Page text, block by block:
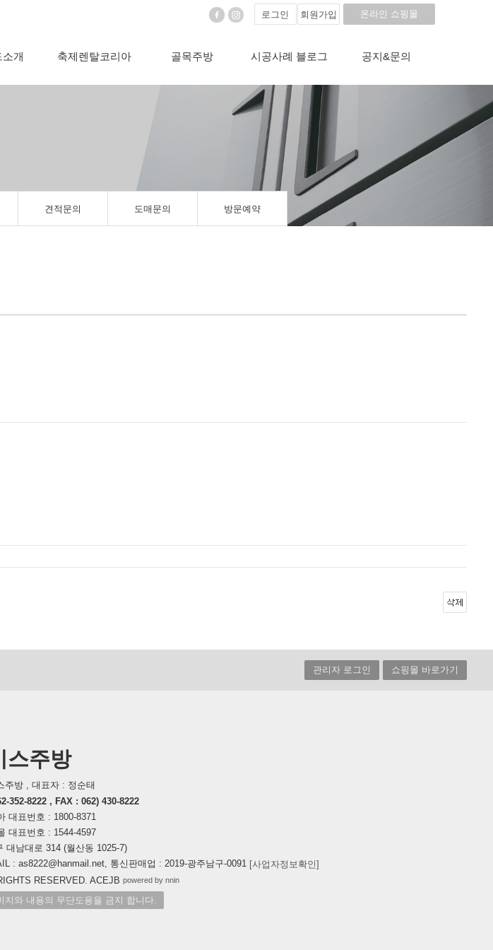
로그인 회원가입 온라인 쇼핑몰
소개 축제렌탈코리아 골목주방 시공사례 블로그 공지&문의
견적문의 도매문의 방문예약
관리자 로그인 쇼핑몰 바로가기
스주방
주방 , 대표자 : 정순태
352-8222 , FAX : 062) 430-8222
대표번호 : 1800-8371
대표번호 : 1544-4597
대남대로 314 (월산동 1025-7)
: as8222@hanmail.net, 통신판매업 : 2019-광주남구-0091 [사업자정보확인]
RESERVED. ACEJB powered by nnin
지와 내용의 무단도용을 금지 합니다.